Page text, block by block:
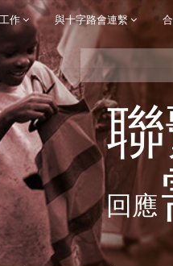
作 與十字路會連繫
回應